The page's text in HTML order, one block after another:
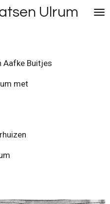
Ulrum
Buitjes
met